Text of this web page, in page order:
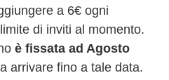
a 6€ ogni
di inviti al momento.
è fissata ad Agosto
arrivare fino a tale data.